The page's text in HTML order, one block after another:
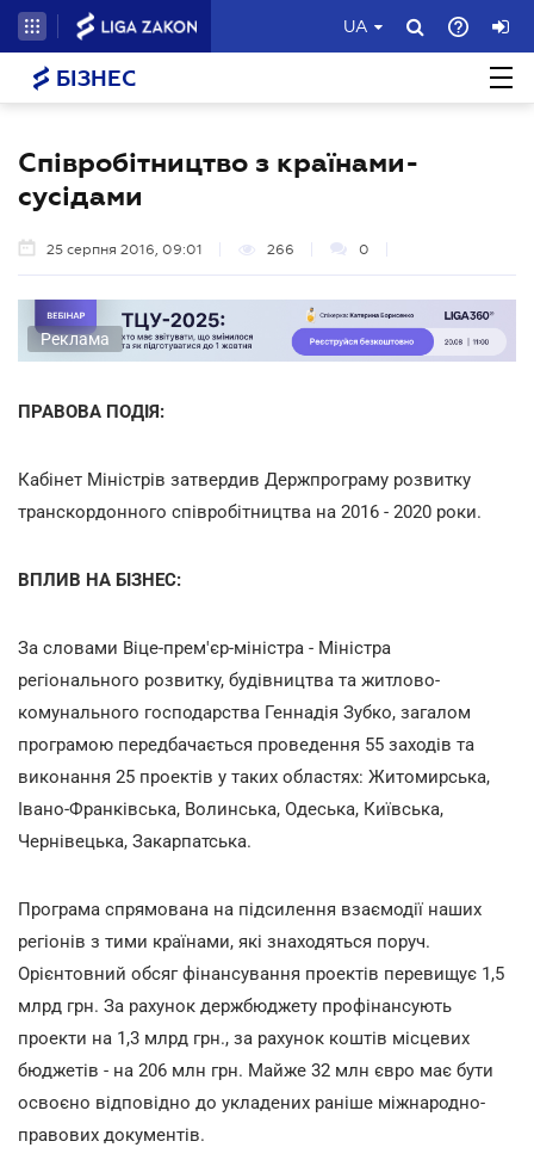
UA
БІЗНЕС
Співробітництво з країнами-
сусідами
25 серпня 2016, 09:01 266 0
Реклама
ПРАВОВА ПОДІЯ:
Кабінет Міністрів затвердив Держпрограму розвитку
транскордонного співробітництва на 2016 - 2020 роки.
ВПЛИВ НА БІЗНЕС:
За словами Віце-прем'єр-міністра - Міністра
регіонального розвитку, будівництва та житлово-
комунального господарства Геннадія Зубко, загалом
програмою передбачається проведення 55 заходів та
виконання 25 проектів у таких областях: Житомирська,
Івано-Франківська, Волинська, Одеська, Київська,
Чернівецька, Закарпатська.
Програма спрямована на підсилення взаємодії наших
регіонів з тими країнами, які знаходяться поруч.
Орієнтовний обсяг фінансування проектів перевищує 1,5
млрд грн. За рахунок держбюджету профінансують
проекти на 1,3 млрд грн., за рахунок коштів місцевих
бюджетів - на 206 млн грн. Майже 32 млн євро має бути
освоєно відповідно до укладених раніше міжнародно-
правових документів.